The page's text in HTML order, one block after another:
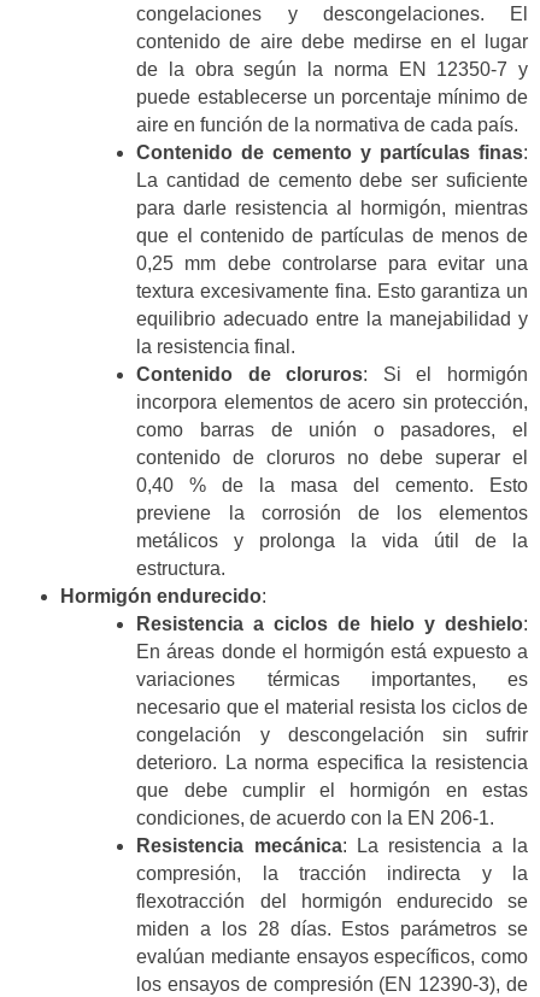
congelaciones y descongelaciones. El
contenido de aire debe medirse en el lugar
de la obra según la norma EN 12350-7 y
puede establecerse un porcentaje mínimo de
aire en función de la normativa de cada país.
Contenido de cemento y partículas finas:
La cantidad de cemento debe ser suficiente
para darle resistencia al hormigón, mientras
que el contenido de partículas de menos de
0,25 mm debe controlarse para evitar una
textura excesivamente fina. Esto garantiza un
equilibrio adecuado entre la manejabilidad y
la resistencia final.
Contenido de cloruros: Si el hormigón
incorpora elementos de acero sin protección,
como barras de unión o pasadores, el
contenido de cloruros no debe superar el
0,40 % de la masa del cemento. Esto
previene la corrosión de los elementos
metálicos y prolonga la vida útil de la
estructura.
Hormigón endurecido:
Resistencia a ciclos de hielo y deshielo:
En áreas donde el hormigón está expuesto a
variaciones térmicas importantes, es
necesario que el material resista los ciclos de
congelación y descongelación sin sufrir
deterioro. La norma especifica la resistencia
que debe cumplir el hormigón en estas
condiciones, de acuerdo con la EN 206-1.
Resistencia mecánica: La resistencia a la
compresión, la tracción indirecta y la
flexotracción del hormigón endurecido se
miden a los 28 días. Estos parámetros se
evalúan mediante ensayos específicos, como
los ensayos de compresión (EN 12390-3), de